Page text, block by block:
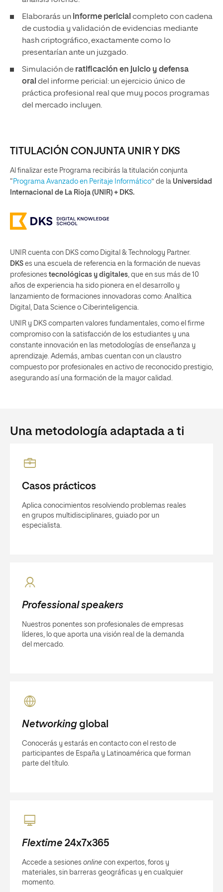
Elaborarás un informe pericial completo con cadena
de custodia y validación de evidencias mediante
hash criptográfico, exactamente como lo
presentarían ante un juzgado.
Simulación de ratificación en juicio y defensa
oral del informe pericial: un ejercicio único de
práctica profesional real que muy pocos programas
del mercado incluyen.
TITULACIÓN CONJUNTA UNIR Y DKS
Al finalizar este Programa recibirás la titulación conjunta
“ Programa Avanzado en Peritaje Informático” de la Universidad
Internacional de La Rioja (UNIR) + DKS.
UNIR cuenta con DKS como Digital & Technology Partner.
DKS es una escuela de referencia en la formación de nuevas
profesiones tecnológicas y digitales, que en sus más de 10
años de experiencia ha sido pionera en el desarrollo y
lanzamiento de formaciones innovadoras como: Analítica
Digital, Data Science o Ciberinteligencia.
UNIR y DKS comparten valores fundamentales, como el firme
compromiso con la satisfacción de los estudiantes y una
constante innovación en las metodologías de enseñanza y
aprendizaje. Además, ambas cuentan con un claustro
compuesto por profesionales en activo de reconocido prestigio,
asegurando así una formación de la mayor calidad.
Una metodología adaptada a ti
Casos prácticos
Aplica conocimientos resolviendo problemas reales
en grupos multidisciplinares, guiado por un
especialista.
Professional speakers
Nuestros ponentes son profesionales de empresas
líderes, lo que aporta una visión real de la demanda
del mercado.
Networkingglobal
Conocerás y estarás en contacto con el resto de
participantes de España y Latinoamérica que forman
parte del título.
Flextime 24x7x365
Accede a sesiones online con expertos, foros y
materiales, sin barreras geográficas y en cualquier
momento.